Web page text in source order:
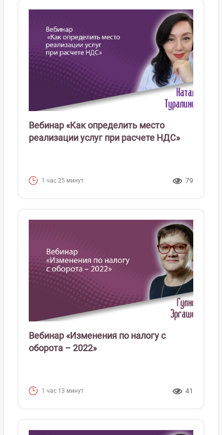
Вебинар «Как определить место
реализации услуг при расчете НДС»
1 час 25 минут 79
Вебинар «Изменения по налогу с
оборота – 2022»
1 час 13 минут 41